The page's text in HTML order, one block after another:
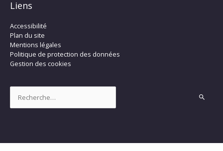
Liens
Accessibilité
Plan du site
Mentions légales
Politique de protection des données
Gestion des cookies